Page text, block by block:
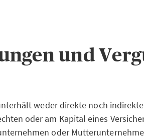
und
weder direkte noch
oder am Kapital eines
oder